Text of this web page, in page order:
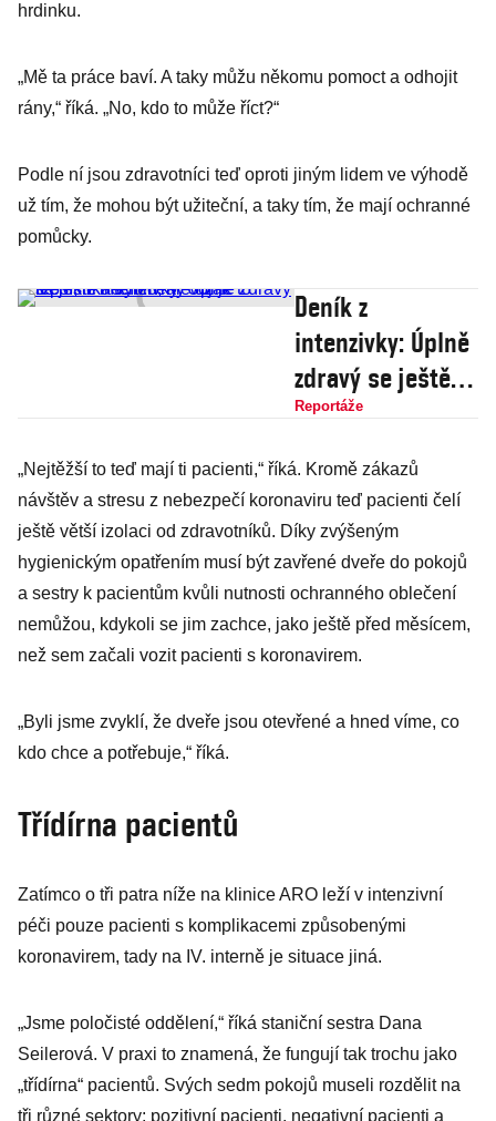
hrdinku.
„Mě ta práce baví. A taky můžu někomu pomoct a odhojit
rány,“ říká. „No, kdo to může říct?“
Podle ní jsou zdravotníci teď oproti jiným lidem ve výhodě
už tím, že mohou být užiteční, a taky tím, že mají ochranné
pomůcky.
Deník z
intenzivky: Úplně
zdravý se ještě
necítím, ale už je
vyléčený voják
Reportáže
„Nejtěžší to teď mají ti pacienti,“ říká. Kromě zákazů
návštěv a stresu z nebezpečí koronaviru teď pacienti čelí
ještě větší izolaci od zdravotníků. Díky zvýšeným
hygienickým opatřením musí být zavřené dveře do pokojů
a sestry k pacientům kvůli nutnosti ochranného oblečení
nemůžou, kdykoli se jim zachce, jako ještě před měsícem,
než sem začali vozit pacienti s koronavirem.
„Byli jsme zvyklí, že dveře jsou otevřené a hned víme, co
kdo chce a potřebuje,“ říká.
Třídírna pacientů
Zatímco o tři patra níže na klinice ARO leží v intenzivní
péči pouze pacienti s komplikacemi způsobenými
koronavirem, tady na IV. interně je situace jiná.
„Jsme poločisté oddělení,“ říká staniční sestra Dana
Seilerová. V praxi to znamená, že fungují tak trochu jako
„třídírna“ pacientů. Svých sedm pokojů museli rozdělit na
tři různé sektory: pozitivní pacienti, negativní pacienti a